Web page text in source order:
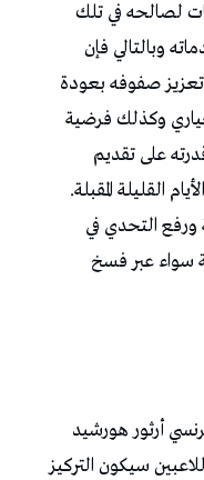
لصالحه في تلك
وبالتالي فإن
تعزيز صفوفه بعودة
وكذلك فرضية
على تقديم
القليلة المقبلة.
ورفع التحدي في
سواء عبر فسخ
أرثور هورشيد
لمختلف العناصر وبالتالي بعد راحة بـ3 أيام لكل اللاعبين سيكون التركيز